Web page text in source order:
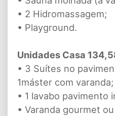
• 2 Hidromassagem;
• Playground.
Unidades Casa
• 3 Suítes no
1máster com varanda;
• 1 lavabo pavimento
• Varanda gourmet